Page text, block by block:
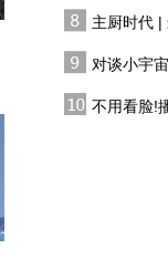
主厨时代 |
对谈小宇
不用看脸!